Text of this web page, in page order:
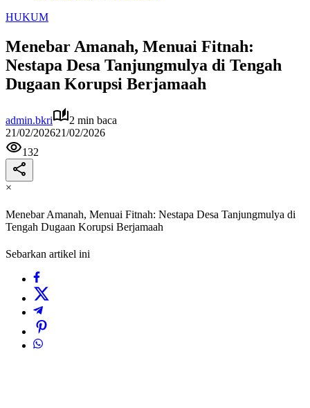
HUKUM
Menebar Amanah, Menuai Fitnah:
Nestapa Desa Tanjungmulya di Tengah
Dugaan Korupsi Berjamaah
admin.bkri
2 min baca
21/02/202621/02/2026
132
×
Menebar Amanah, Menuai Fitnah: Nestapa Desa Tanjungmulya di
Tengah Dugaan Korupsi Berjamaah
Sebarkan artikel ini